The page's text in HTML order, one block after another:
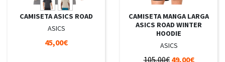
CAMISETA ASICS ROAD
ASICS
45,00€
CAMISETA MANGA LARGA
ASICS ROAD WINTER
HOODIE
ASICS
105,00€ 49,00€